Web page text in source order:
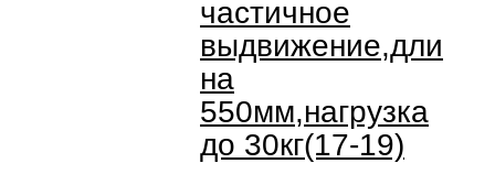
частичное
выдвижение,дли
на
550мм,нагрузка
до 30кг(17-19)